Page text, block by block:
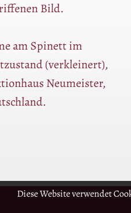
Diese Website verwendet
Bild.
am Spinett im
(verkleinert),
Neumeister,